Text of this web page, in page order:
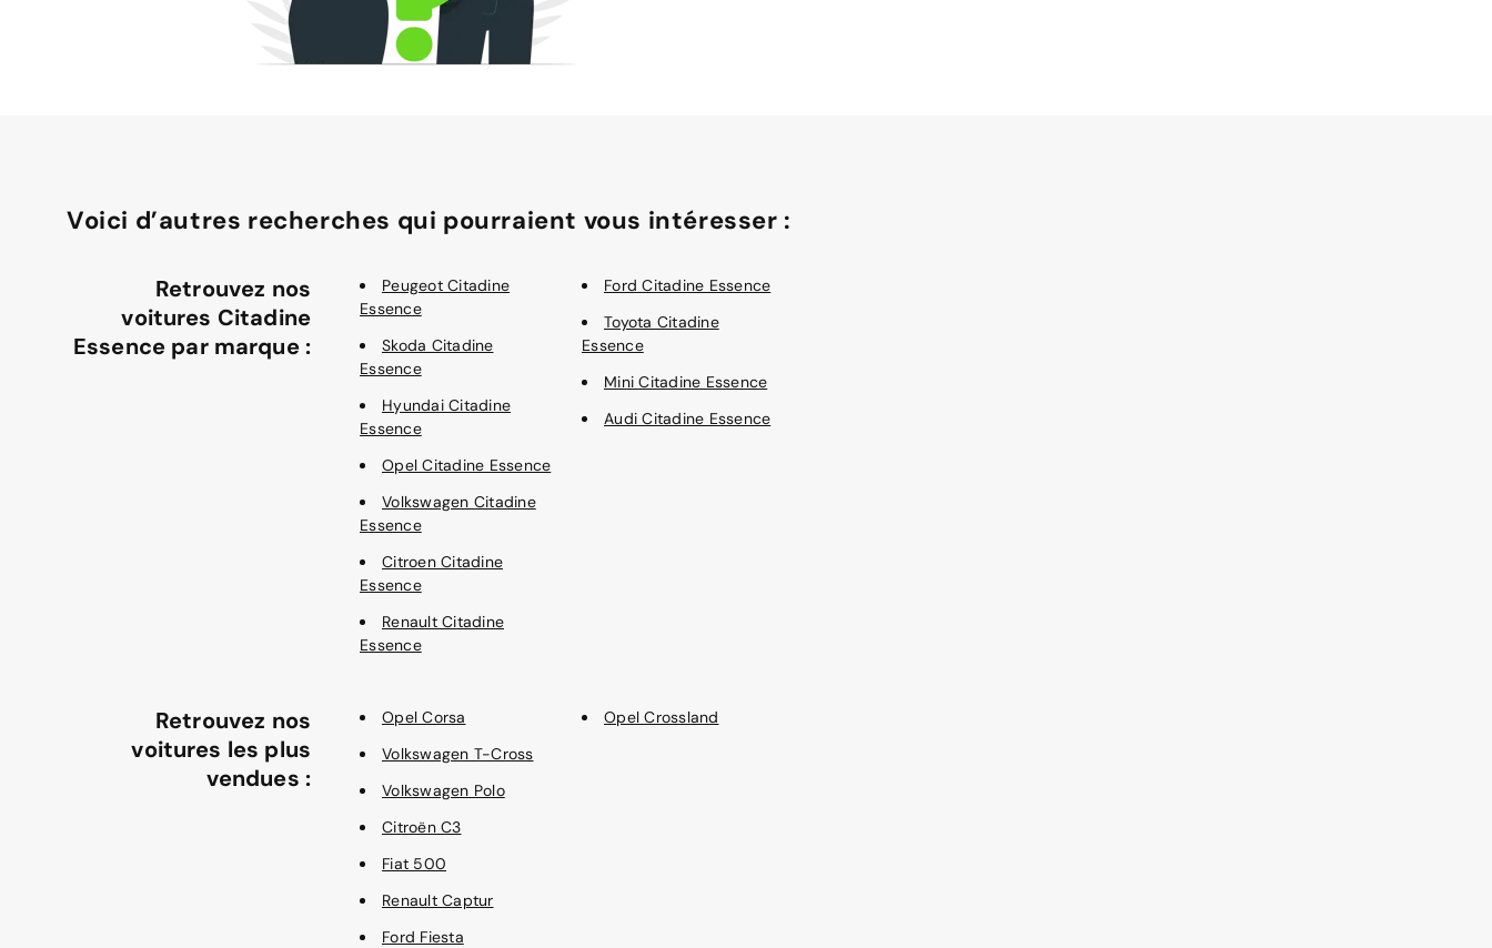
Voici d’autres recherches qui pourraient vous intéresser :
Retrouvez nos
voitures Citadine
Essence par marque :
Peugeot Citadine
Essence
Skoda Citadine
Essence
Hyundai Citadine
Essence
Opel Citadine Essence
Volkswagen Citadine
Essence
Citroen Citadine
Essence
Renault Citadine
Essence
Ford Citadine Essence
Toyota Citadine
Essence
Mini Citadine Essence
Audi Citadine Essence
Retrouvez nos
voitures les plus
vendues :
Opel Corsa
Volkswagen T-Cross
Volkswagen Polo
Citroën C3
Fiat 500
Renault Captur
Ford Fiesta
Opel Crossland